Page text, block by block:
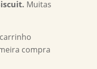
Muitas
compra